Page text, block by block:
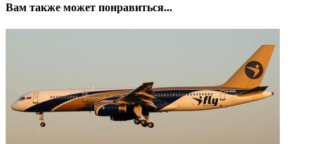
Вам также может понравиться...